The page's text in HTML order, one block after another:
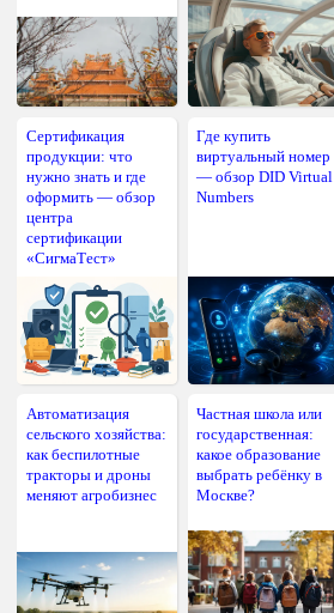
Сертификация
продукции: что
нужно знать и где
оформить — обзор
центра
сертификации
«СигмаТест»
Где купить
виртуальный номер
— обзор DID Virtual
Numbers
Автоматизация
сельского хозяйства:
как беспилотные
тракторы и дроны
меняют агробизнес
Частная школа или
государственная:
какое образование
выбрать ребёнку в
Москве?